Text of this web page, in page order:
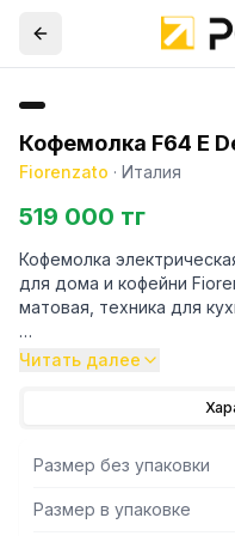
Кофемолка F64 E
Fiorenzato · Италия
519 000 тг
Кофемолка
для дома и кофейни
матовая, техника для
Профессиональная
бариста и любители
сенсорным дисплеем,
отслеживать
проверять данные
Читать далее
Размер без упаковки
Размер в упаковке